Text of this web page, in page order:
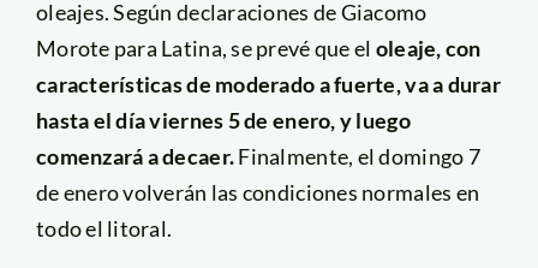
oleajes. Según declaraciones de Giacomo
Morote para Latina, se prevé que el oleaje, con
características de moderado a fuerte, va a durar
hasta el día viernes 5 de enero, y luego
comenzará a decaer.Finalmente, el domingo 7
de enero volverán las condiciones normales en
todo el litoral.